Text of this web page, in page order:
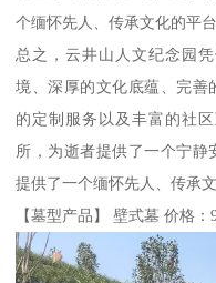
个缅怀先人、传承文化的平台
总之，云井山人文纪念园
境、深厚的文化底蕴、完善
的定制服务以及丰富的社
所，为逝者提供了一个宁静
提供了一个缅怀先人、传承文
【墓型产品】 壁式墓 价格